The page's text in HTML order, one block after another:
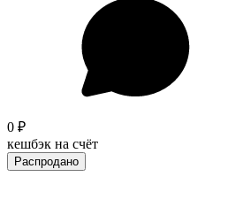
0 ₽
кешбэк на счёт
Распродано